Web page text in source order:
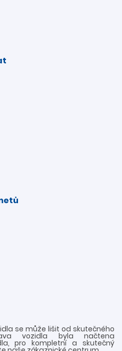
se může lišit od skutečného
vozidla byla načtena
pro kompletní a skutečný